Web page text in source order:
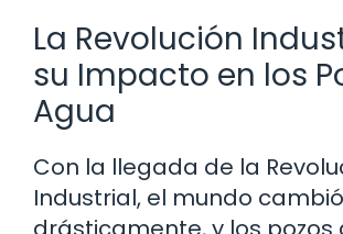
La Revolución
su Impacto en los
Agua
Con la llegada de la
Industrial, el mundo cambió